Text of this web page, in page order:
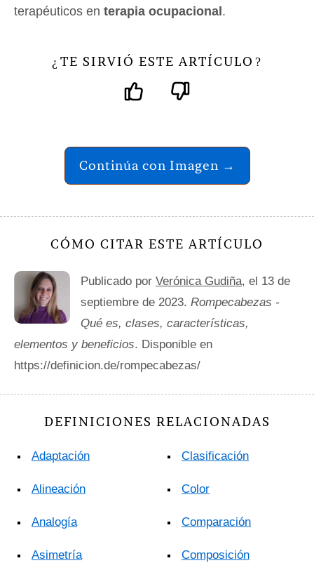
terapéuticos en terapia ocupacional .
¿ TE SIRVIÓ ESTE ARTÍCULO ?
Continúa con Imagen →
CÓMO CITAR ESTE ARTÍCULO
Publicado por Verónica Gudiña, el 13 de
septiembre de 2023. Rompecabezas -
Qué es, clases, características,
elementos y beneficios. Disponible en
https://definicion.de/rompecabezas/
DEFINICIONES RELACIONADAS
Adaptación
Alineación
Analogía
Asimetría
Clasificación
Color
Comparación
Composición